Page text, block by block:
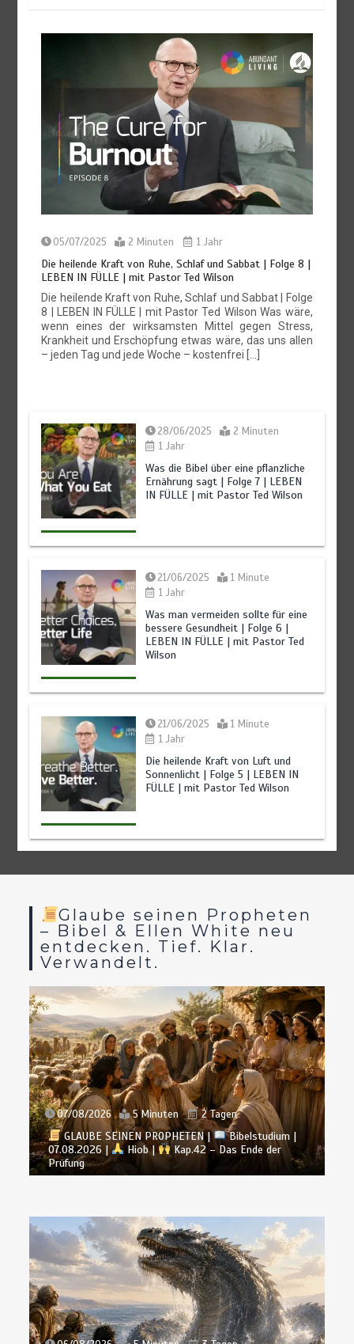
BALD KOMMT DER KÖNIG | 29.07.2026 |
Hoffnung
trotz ernster Botschaft: Gottes Gnade bleibt im
BALD KOMMT DER KÖNIG | 28.07.2026 |
Charakter der letzten Generation: Christus widerspiegeln
vor seiner Wiederkunft
28/07/2026 6 Minuten 2 Wochen
BALD KOMMT DER KÖNIG | 27.07.2026 |
in dunkler Zeit: Gottes Charakter sichtbar machen
27/07/2026 7 Minuten 2 Wochen
BALD KOMMT DER KÖNIG | 26.07.2026 |
Die Welt
vorbereiten: Ein Auftrag an Gottes Volk
26/07/2026 7 Minuten 2 Wochen
BALD KOMMT DER KÖNIG | 25.07.2026 |
Liebe ohne
Kompromiss: Treu bleiben in der Wahrheit
25/07/2026 6 Minuten 2 Wochen
05/07/2025 2 Minuten 1 Jahr
Die heilende Kraft von Ruhe, Schlaf und Sabbat | Folge 8 |
LEBEN IN FÜLLE | mit Pastor Ted Wilson
Die heilende Kraft von Ruhe, Schlaf und Sabbat | Folge
8 | LEBEN IN FÜLLE | mit Pastor Ted Wilson Was wäre,
wenn eines der wirksamsten Mittel gegen Stress,
Krankheit und Erschöpfung etwas wäre, das uns allen
– jeden Tag und jede Woche – kostenfrei […]
28/06/2025
2 Minuten
1 Jahr
Was die Bibel über eine pflanzliche
Ernährung sagt | Folge 7 | LEBEN
IN FÜLLE | mit Pastor Ted Wilson
21/06/2025
1 Minute
1 Jahr
Was man vermeiden sollte für eine
bessere Gesundheit | Folge 6 |
LEBEN IN FÜLLE | mit Pastor Ted
Wilson
21/06/2025
1 Minute
1 Jahr
Die heilende Kraft von Luft und
Sonnenlicht | Folge 5 | LEBEN IN
FÜLLE | mit Pastor Ted Wilson
Glaube seinen Propheten
– Bibel & Ellen White neu
entdecken. Tief. Klar.
Verwandelt.
07/08/2026 5 Minuten 2 Tagen
GLAUBE SEINEN PROPHETEN |
Bibelstudium |
07.08.2026 |
Hiob |
Kap.42 – Das Ende der
Prüfung